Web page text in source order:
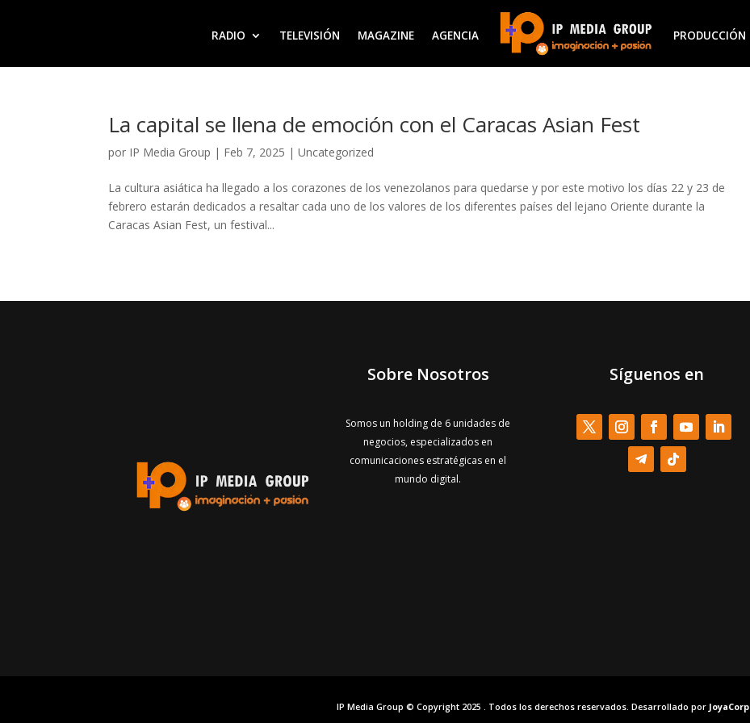
RADIO TELEVISIÓN MAGAZINE AGENCIA PRODUCCIÓN
La capital se llena de emoción con el Caracas Asian Fest
por IP Media Group | Feb 7, 2025 |Uncategorized
La cultura asiática ha llegado a los corazones de los venezolanos para quedarse y por este motivo los días 22 y 23 de
febrero estarán dedicados a resaltar cada uno de los valores de los diferentes países del lejano Oriente durante la
Caracas Asian Fest, un festival...
Sobre Nosotros
Somos un holding de 6 unidades de
negocios, especializados en
comunicaciones estratégicas en el
mundo digital.
Síguenos en
IP Media Group © Copyright 2025 . Todos los derechos reservados. Desarrollado por JoyaCorp